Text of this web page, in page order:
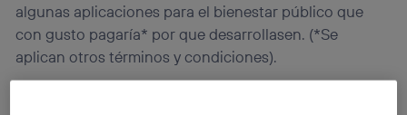
algunas aplicaciones para el bienestar público que
con gusto pagaría* por que desarrollasen. (*Se
aplican otros términos y condiciones).